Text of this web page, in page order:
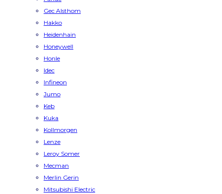
Gec Alsthom
Hakko
Heidenhain
Honeywell
Honle
Idec
Infineon
Jumo
Keb
Kuka
Kollmorgen
Lenze
Leroy Somer
Mecman
Merlin Gerin
Mitsubishi Electric